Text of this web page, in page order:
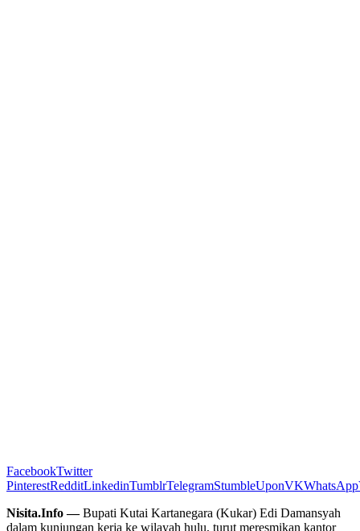
FacebookTwitter
PinterestRedditLinkedinTumblrTelegramStumbleUponVKWhatsApp
Nisita.Info —Bupati Kutai Kartanegara (Kukar) Edi Damansyah
dalam kunjungan kerja ke wilayah hulu, turut meresmikan kantor